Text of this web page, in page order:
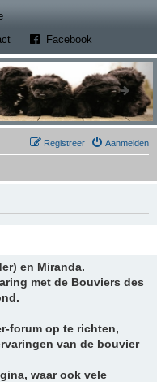
(Opens a new tab)
(Opens a new tab)
Facebook
Aanmelden
Registreer
en Miranda.
met de Bouviers des
forum op te richten,
van de bouvier
waar ook vele